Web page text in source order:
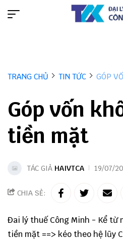
TRANG CHỦ TIN TỨC GÓP
Góp vốn
tiền mặt
TÁC GIẢ HAIVTCA 19/07/
CHIA SẺ:
Đai lý thuế Công Minh - Kể từ
tiền mặt ==> kéo theo hệ lũy